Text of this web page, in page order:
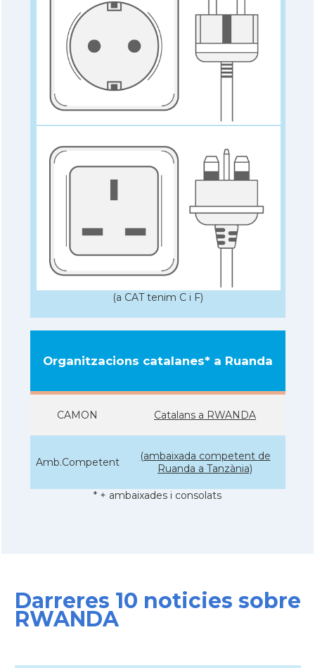
(a CAT tenim C i F)
Organitzacions catalanes* a Ruanda
CAMON Catalans a RWANDA
Amb.Competent
(ambaixada competent de
Ruanda a Tanzània)
* + ambaixades i consolats
Darreres 10 noticies sobre
RWANDA